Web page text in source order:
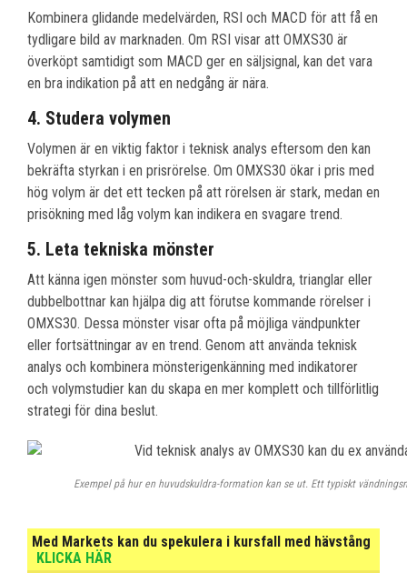
Kombinera glidande medelvärden, RSI och MACD för att få en
tydligare bild av marknaden. Om RSI visar att OMXS30 är
överköpt samtidigt som MACD ger en säljsignal, kan det vara
en bra indikation på att en nedgång är nära.
4. Studera volymen
Volymen är en viktig faktor i teknisk analys eftersom den kan
bekräfta styrkan i en prisrörelse. Om OMXS30 ökar i pris med
hög volym är det ett tecken på att rörelsen är stark, medan en
prisökning med låg volym kan indikera en svagare trend.
5. Leta tekniska mönster
Att känna igen mönster som huvud-och-skuldra, trianglar eller
dubbelbottnar kan hjälpa dig att förutse kommande rörelser i
OMXS30. Dessa mönster visar ofta på möjliga vändpunkter
eller fortsättningar av en trend. Genom att använda teknisk
analys och kombinera mönsterigenkänning med indikatorer
och volymstudier kan du skapa en mer komplett och tillförlitlig
strategi för dina beslut.
Exempel på hur en huvudskuldra-formation kan se ut. Ett typiskt
Med Markets kan du spekulera i kursfall med hävstång
KLICKA HÄR